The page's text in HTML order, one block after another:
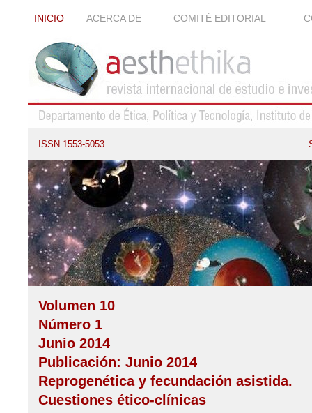
INICIO ACERCA DE COMITÉ EDITORIAL
ISSN 1553-5053
Volumen 10
Número 1
Junio 2014
Publicación: Junio 2014
Reprogenética y fecundación asistida.
Cuestiones ético-clínicas